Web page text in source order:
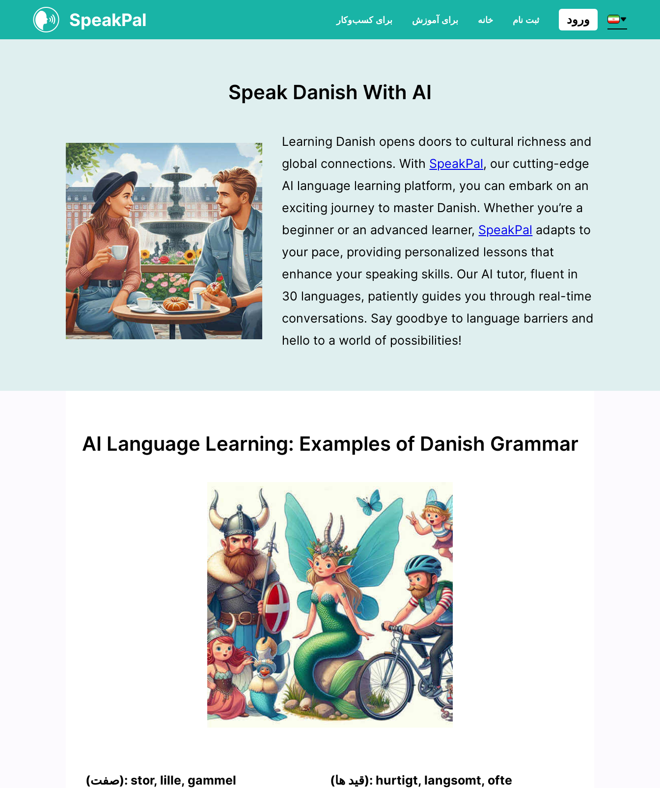
SpeakPal برای کسب‌وکار برای آموزش خانه ثبت نام ورود
Speak Danish With AI
Learning Danish opens doors to cultural richness and
global connections. With SpeakPal, our cutting-edge
AI language learning platform, you can embark on an
exciting journey to master Danish. Whether you’re a
beginner or an advanced learner, SpeakPal adapts to
your pace, providing personalized lessons that
enhance your speaking skills. Our AI tutor, fluent in
30 languages, patiently guides you through real-time
conversations. Say goodbye to language barriers and
hello to a world of possibilities!
AI Language Learning: Examples of Danish Grammar
(صفت): stor, lille, gammel (قید ها): hurtigt, langsomt, ofte